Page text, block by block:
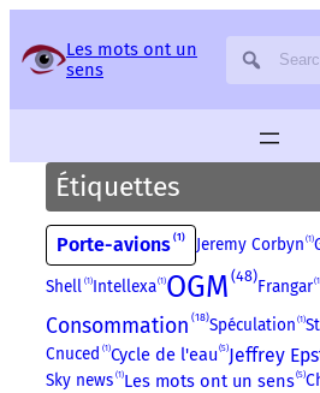
Les mots ont un
sens
Étiquettes
Porte-avions 1 Jeremy Corbyn 1
Shell 1 Intellexa 1 OGM 48
Frangar 1
Consommation 18 Spéculation 1
Cnuced 1 Cycle de l'eau 5 Jeffrey
Sky news 1 Les mots ont un sens 5
Panneau de gestion des services